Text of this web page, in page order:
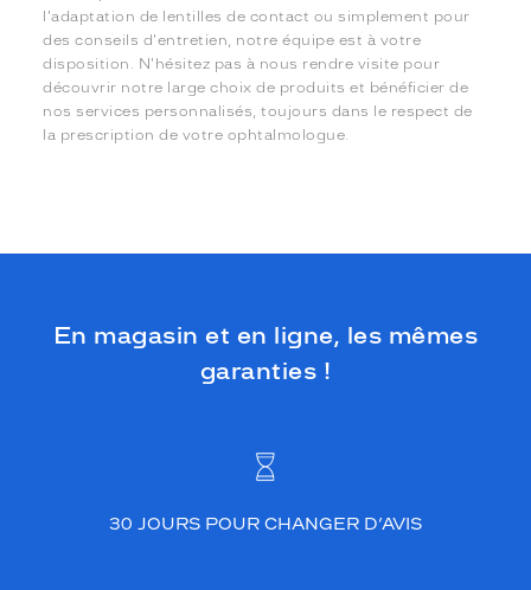
l'adaptation de lentilles de contact ou simplement pour
des conseils d'entretien, notre équipe est à votre
disposition. N'hésitez pas à nous rendre visite pour
découvrir notre large choix de produits et bénéficier de
nos services personnalisés, toujours dans le respect de
la prescription de votre ophtalmologue.
En magasin et en ligne, les mêmes
garanties !
30 JOURS POUR CHANGER D’AVIS